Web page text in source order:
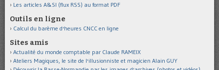
Les articles A&SI (flux RSS) au format PDF
Outils en ligne
Calcul du barème d'heures CNCC en ligne
Sites amis
Actualité du monde comptable par Claude RAMEIX
Ateliers Magiques, le site de l'illusionniste et magicien Alain GUY